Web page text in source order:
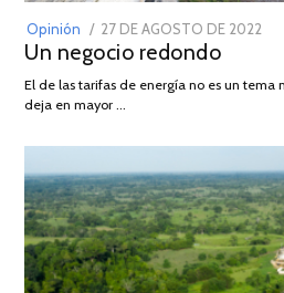
Opinión
POSTED
ON
27 DE AGOSTO DE 2022
DE
Un negocio redondo
El de las tarifas de energía no es un tema
deja en mayor …